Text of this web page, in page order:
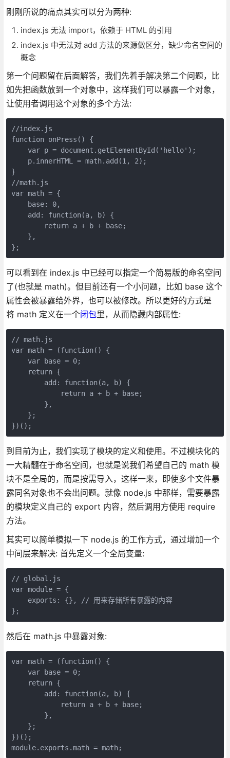
刚刚所说的痛点其实可以分为两种:
index.js 无法 import，依赖于 HTML 的引用
index.js 中无法对 add 方法的来源做区分，缺少命名空间的
概念
第一个问题留在后面解答，我们先着手解决第二个问题，比
如先把函数放到一个对象中，这样我们可以暴露一个对象，
让使用者调用这个对象的多个方法:
//index.js
function onPress() {
    var p = document.getElementById('hello');
    p.innerHTML = math.add(1, 2);
}
//math.js
var math = {
    base: 0,
    add: function(a, b) {
        return a + b + base;
    },
};
可以看到在 index.js 中已经可以指定一个简易版的命名空间
了(也就是 math)。但目前还有一个小问题，比如 base 这个
属性会被暴露给外界，也可以被修改。所以更好的方式是
将 math 定义在一个闭包里，从而隐藏内部属性:
// math.js
var math = (function() {
    var base = 0;
    return {
        add: function(a, b) {
            return a + b + base;
        },
    };
})();
到目前为止，我们实现了模块的定义和使用。不过模块化的
一大精髓在于命名空间，也就是说我们希望自己的 math 模
块不是全局的，而是按需导入，这样一来，即使多个文件暴
露同名对象也不会出问题。就像 node.js 中那样，需要暴露
的模块定义自己的 export 内容，然后调用方使用 require
方法。
其实可以简单模拟一下 node.js 的工作方式，通过增加一个
中间层来解决: 首先定义一个全局变量:
// global.js
var module = {
    exports: {}, // 用来存储所有暴露的内容
};
然后在 math.js 中暴露对象:
var math = (function() {
    var base = 0;
    return {
        add: function(a, b) {
            return a + b + base;
        },
    };
})();
module.exports.math = math;